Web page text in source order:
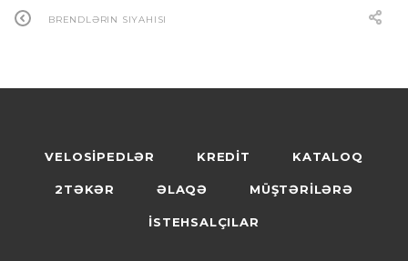
BRENDLƏRIN SIYAHISI
VELOSİPEDLƏR KREDİT KATALOQ
2TƏKƏR ƏLAQƏ MÜŞTƏRİLƏRƏ
İSTEHSALÇILAR